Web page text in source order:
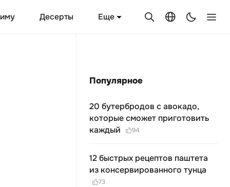
Десерты Еще
Популярное
20 бутербродов с авокадо,
которые сможет приготовить
каждый
94
12 быстрых рецептов паштета
из консервированного тунца
73